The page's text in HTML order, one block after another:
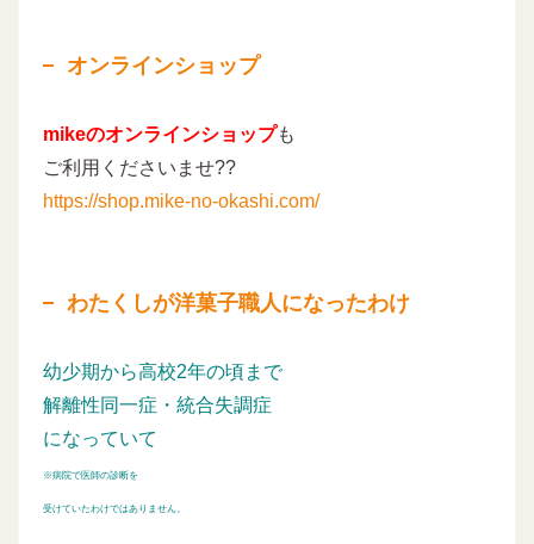
オンラインショップ
mikeのオンラインショップも
ご利用くださいませ??
https://shop.mike-no-okashi.com/
わたくしが洋菓子職人になったわけ
幼少期から高校2年の頃まで
解離性同一症・統合失調症
になっていて
※病院で医師の診断を
受けていたわけではありません。